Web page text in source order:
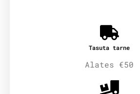
Tasuta tarne
Alates €50